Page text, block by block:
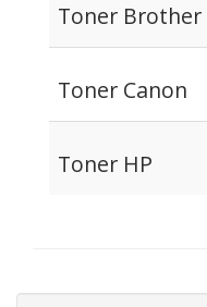
Toner Brother
Toner Canon
Toner HP